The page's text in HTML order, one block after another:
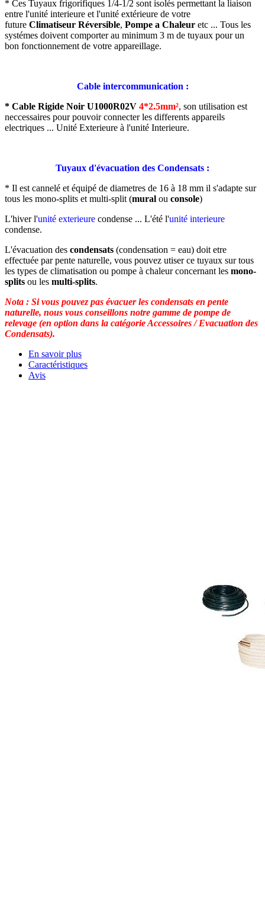
* Ces Tuyaux frigorifiques 1/4-1/2 sont isolés permettant la liaison
entre l'unité interieure et l'unité extérieure de votre
future Climatiseur Réversible, Pompe a Chaleur etc ... Tous les
systémes doivent comporter au minimum 3 m de tuyaux pour un
bon fonctionnement de votre appareillage.
Cable intercommunication :
* Cable Rigide Noir U1000R02V 4*2.5mm², son utilisation est
neccessaires pour pouvoir connecter les differents appareils
electriques ... Unité Exterieure à l'unité Interieure.
Tuyaux d'évacuation des Condensats :
* Il est cannelé et équipé de diametres de 16 à 18 mm il s'adapte sur
tous les mono-splits et multi-split (mural ou console)
L'hiver l'unité exterieure condense ... L'été l'unité interieure
condense.
L'évacuation des condensats (condensation = eau) doit etre
effectuée par pente naturelle, vous pouvez utiser ce tuyaux sur tous
les types de climatisation ou pompe à chaleur concernant les mono-
splits ou les multi-splits.
Nota : Si vous pouvez pas évacuer les condensats en pente
naturelle, nous vous conseillons notre gamme de pompe de
relevage (en option dans la catégorie Accessoires / Evacuation des
Condensats).
En savoir plus
Caractéristiques
Avis